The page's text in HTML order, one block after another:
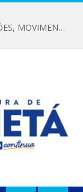
FESTIVAL DE VERÃO 2026 REÚNE MULTIDÕES, MOVIMENTA A ECONOMIA E FORTALECE A CULTURA LOCAL